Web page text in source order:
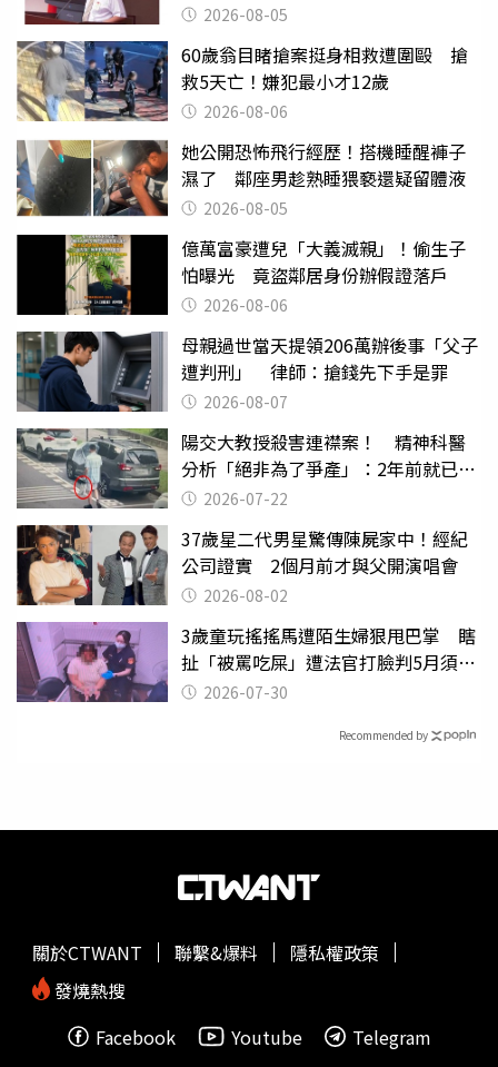
2026-08-05
60歲翁目睹搶案挺身相救遭圍毆 搶
救5天亡！嫌犯最小才12歲
2026-08-06
她公開恐怖飛行經歷！搭機睡醒褲子
濕了 鄰座男趁熟睡猥褻還疑留體液
2026-08-05
億萬富豪遭兒「大義滅親」！偷生子
怕曝光 竟盜鄰居身份辦假證落戶
2026-08-06
母親過世當天提領206萬辦後事「父子
遭判刑」 律師：搶錢先下手是罪
2026-08-07
陽交大教授殺害連襟案！ 精神科醫
分析「絕非為了爭產」：2年前就已言
行詭異
2026-07-22
37歲星二代男星驚傳陳屍家中！經紀
公司證實 2個月前才與父開演唱會
2026-08-02
3歲童玩搖搖馬遭陌生婦狠甩巴掌 瞎
扯「被罵吃屎」遭法官打臉判5月須入
監 2026-07-30
Recommended by
關於CTWANT 聯繫&爆料
隱私權政策
發燒熱搜
Facebook
Youtube Telegram